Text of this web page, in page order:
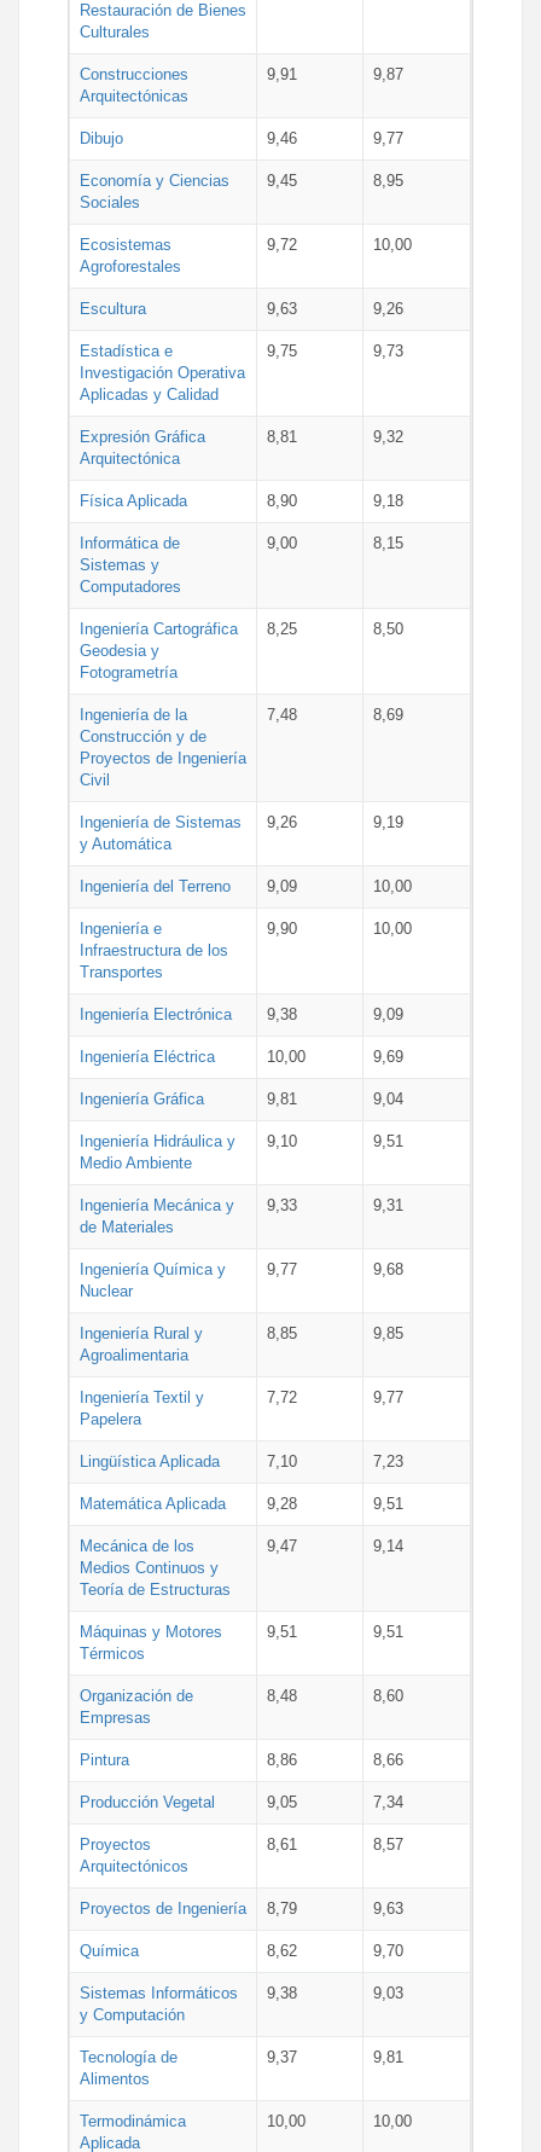
Restauración de Bienes
Culturales
Construcciones
Arquitectónicas
9,91 9,87
Dibujo 9,46 9,77
Economía y Ciencias
Sociales
9,45 8,95
Ecosistemas
Agroforestales
9,72 10,00
Escultura 9,63 9,26
Estadística e
Investigación Operativa
Aplicadas y Calidad
9,75 9,73
Expresión Gráfica
Arquitectónica
8,81 9,32
Física Aplicada 8,90 9,18
Informática de
Sistemas y
Computadores
9,00 8,15
Ingeniería Cartográfica
Geodesia y
Fotogrametría
8,25 8,50
Ingeniería de la
Construcción y de
Proyectos de Ingeniería
Civil
7,48 8,69
Ingeniería de Sistemas
y Automática
9,26 9,19
Ingeniería del Terreno 9,09 10,00
Ingeniería e
Infraestructura de los
Transportes
9,90 10,00
Ingeniería Electrónica 9,38 9,09
Ingeniería Eléctrica 10,00 9,69
Ingeniería Gráfica 9,81 9,04
Ingeniería Hidráulica y
Medio Ambiente
9,10 9,51
Ingeniería Mecánica y
de Materiales
9,33 9,31
Ingeniería Química y
Nuclear
9,77 9,68
Ingeniería Rural y
Agroalimentaria
8,85 9,85
Ingeniería Textil y
Papelera
7,72 9,77
Lingüística Aplicada 7,10 7,23
Matemática Aplicada 9,28 9,51
Mecánica de los
Medios Continuos y
Teoría de Estructuras
9,47 9,14
Máquinas y Motores
Térmicos
9,51 9,51
Organización de
Empresas
8,48 8,60
Pintura 8,86 8,66
Producción Vegetal 9,05 7,34
Proyectos
Arquitectónicos
8,61 8,57
Proyectos de Ingeniería 8,79 9,63
Química 8,62 9,70
Sistemas Informáticos
y Computación
9,38 9,03
Tecnología de
Alimentos
9,37 9,81
Termodinámica
Aplicada
10,00 10,00